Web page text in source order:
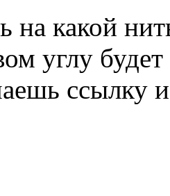
на какой
углу
ссылку